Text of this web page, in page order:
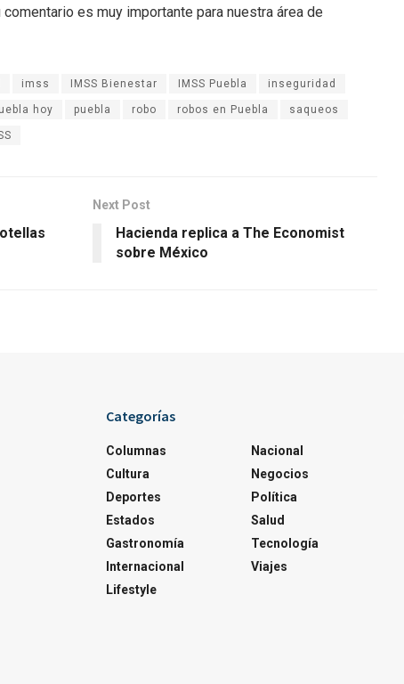
es muy importante para nuestra área de
imss IMSS Bienestar IMSS Puebla inseguridad
hoy puebla robo robos en Puebla saqueos
Next Post
Hacienda replica a The Economist
sobre México
Categorías
Columnas
Cultura
Deportes
Estados
Gastronomía
Internacional
Lifestyle
Nacional
Negocios
Política
Salud
Tecnología
Viajes